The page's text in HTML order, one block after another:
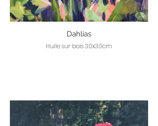
Dahlias
Huile sur bois 30x30cm